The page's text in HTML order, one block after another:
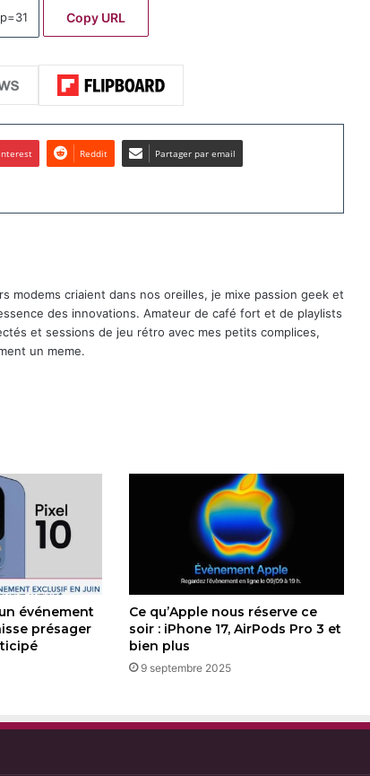
Copy URL
Reddit Partager par email
modems criaient dans nos oreilles, je mixe passion geek et
des innovations. Amateur de café fort et de playlists
et sessions de jeu rétro avec mes petits complices,
un meme.
événement
présager
Ce qu’Apple nous réserve ce
soir : iPhone 17, AirPods Pro 3 et
bien plus
9 septembre 2025